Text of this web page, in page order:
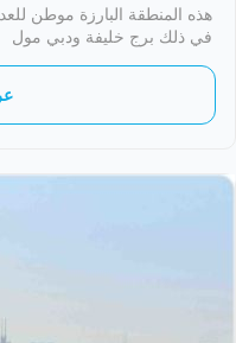
هذه المنطقة البارزة موطن
في ذلك برج خليفة ودبي مول